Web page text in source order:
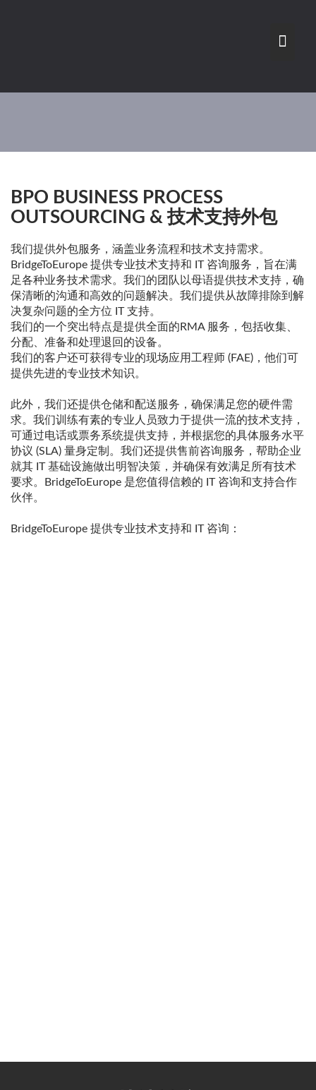
BPO BUSINESS PROCESS
OUTSOURCING & 技术支持外包
我们提供外包服务，涵盖业务流程和技术支持需求。
BridgeToEurope 提供专业技术支持和 IT 咨询服务，旨在满
足各种业务技术需求。我们的团队以母语提供技术支持，确
保清晰的沟通和高效的问题解决。我们提供从故障排除到解
决复杂问题的全方位 IT 支持。
我们的一个突出特点是提供全面的RMA 服务，包括收集、
分配、准备和处理退回的设备。
我们的客户还可获得专业的现场应用工程师 (FAE)，他们可
提供先进的专业技术知识。
此外，我们还提供仓储和配送服务，确保满足您的硬件需
求。我们训练有素的专业人员致力于提供一流的技术支持，
可通过电话或票务系统提供支持，并根据您的具体服务水平
协议 (SLA) 量身定制。我们还提供售前咨询服务，帮助企业
就其 IT 基础设施做出明智决策，并确保有效满足所有技术
要求。BridgeToEurope 是您值得信赖的 IT 咨询和支持合作
伙伴。
BridgeToEurope 提供专业技术支持和 IT 咨询：